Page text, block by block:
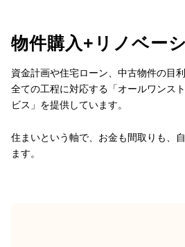
物件購入+リノベー
資金計画や住宅ローン、中古物件の目
全ての工程に対応する「オールワンス
ビス」を提供しています。
住まいという軸で、お金も間取りも、
ます。